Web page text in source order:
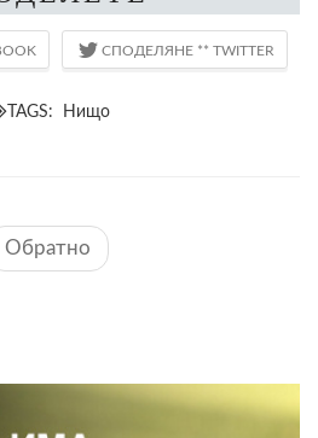
TAGS: Нищо
Обратно